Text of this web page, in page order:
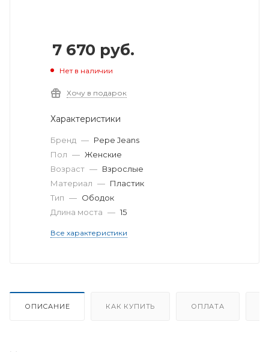
7 670 руб.
Нет в наличии
Хочу в подарок
Характеристики
Бренд — Pepe Jeans
Пол — Женские
Возраст — Взрослые
Материал — Пластик
Тип — Ободок
Длина моста — 15
Все характеристики
ОПИСАНИЕ КАК КУПИТЬ ОПЛАТА